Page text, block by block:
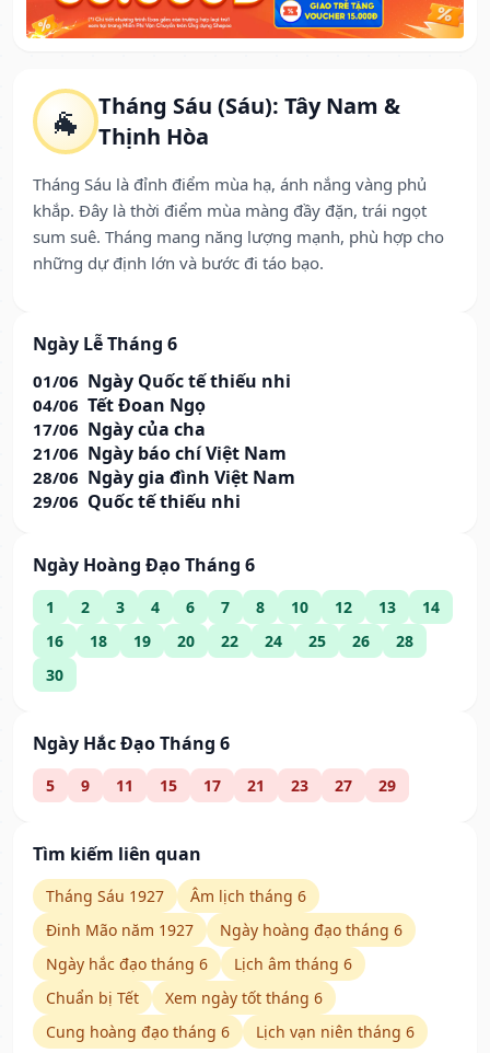
🐐
Tháng Sáu (Sáu): Tây Nam &
Thịnh Hòa
Tháng Sáu là đỉnh điểm mùa hạ, ánh nắng vàng phủ
khắp. Đây là thời điểm mùa màng đầy đặn, trái ngọt
sum suê. Tháng mang năng lượng mạnh, phù hợp cho
những dự định lớn và bước đi táo bạo.
Ngày Lễ Tháng 6
01/06 Ngày Quốc tế thiếu nhi
04/06 Tết Đoan Ngọ
17/06 Ngày của cha
21/06 Ngày báo chí Việt Nam
28/06 Ngày gia đình Việt Nam
29/06 Quốc tế thiếu nhi
Ngày Hoàng Đạo Tháng 6
1 2 3 4 6 7 8 10 12 13
14
16
18 19 20 22 24 25 26
28
30
Ngày Hắc Đạo Tháng 6
5 9 11 15 17 21 23 27 29
Tìm kiếm liên quan
Tháng Sáu 1927
Âm lịch tháng 6
Đinh Mão năm 1927
Ngày hoàng đạo tháng 6
Ngày hắc đạo tháng 6
Lịch âm tháng 6
Chuẩn bị Tết
Xem ngày tốt tháng 6
Cung hoàng đạo tháng 6
Lịch vạn niên tháng 6